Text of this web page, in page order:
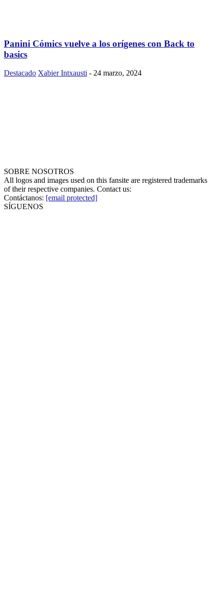
Panini Cómics vuelve a los orígenes con Back to
basics
Destacado Xabier Intxausti - 24 marzo, 2024
SOBRE NOSOTROS
All logos and images used on this fansite are registered trademarks
of their respective companies. Contact us:
Contáctanos: [email protected]
SÍGUENOS